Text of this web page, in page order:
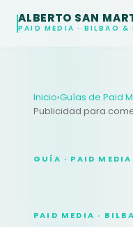
ALBERTO SAN
PAID MEDIA · BILBAO &
Inicio›Guías de Paid
GUÍA · PAID
PAID MEDIA ·